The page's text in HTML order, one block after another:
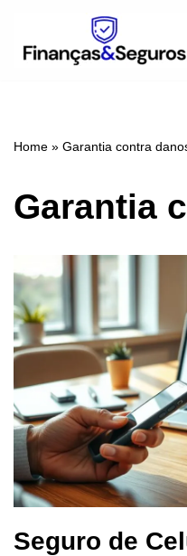
Pular
Home » Garantia contra
Garantia
Seguro de